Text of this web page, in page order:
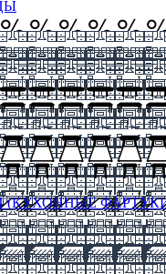
(КУХОННЫЕ